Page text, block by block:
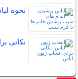
نحوه
نکاتی